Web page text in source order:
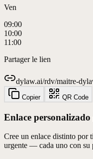
Ven
09:00
10:00
11:00
Partager le lien
dylaw.ai/rdv/maitre-
Copier QR Code
Enlace
Cree un enlace distinto por
urgente — cada uno con su